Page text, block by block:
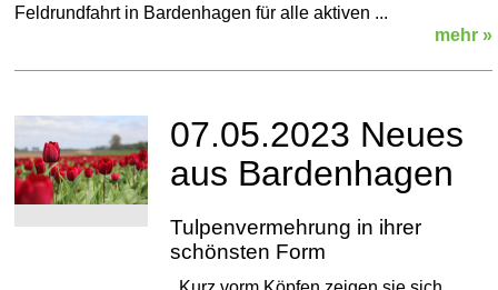
Feldrundfahrt in Bardenhagen für alle aktiven ...
mehr »
07.05.2023 Neues
aus Bardenhagen
Tulpenvermehrung in ihrer
schönsten Form